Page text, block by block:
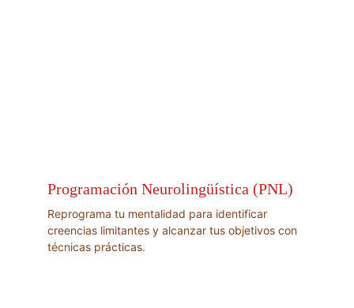
Programación Neurolingüística (PNL)
Reprograma tu mentalidad para identificar
creencias limitantes y alcanzar tus objetivos con
técnicas prácticas.